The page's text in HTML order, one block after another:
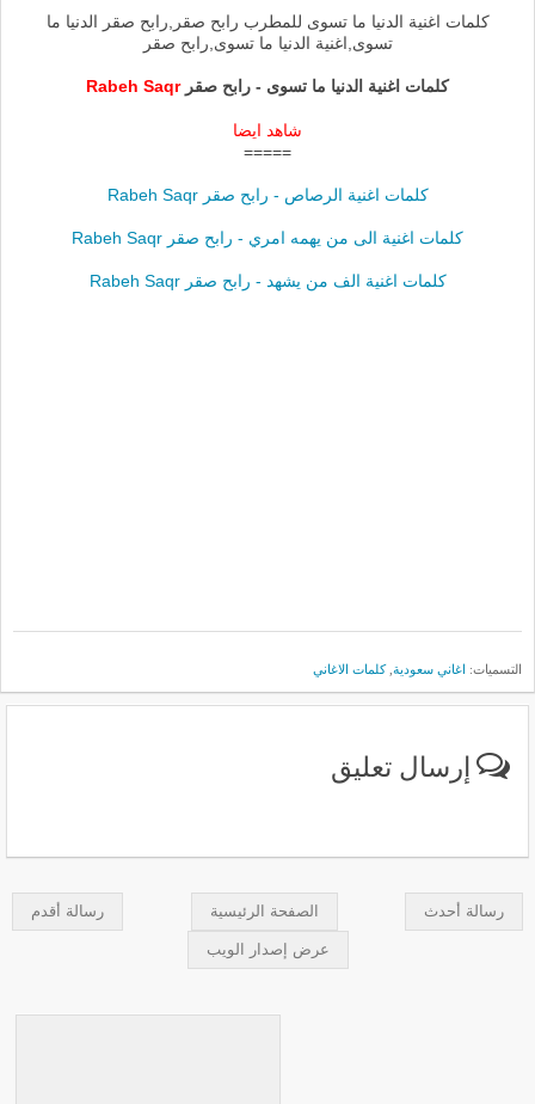
كلمات اغنية الدنيا ما تسوى للمطرب رابح صقر,رابح صقر الدنيا ما
تسوى,اغنية الدنيا ما تسوى,رابح صقر
كلمات اغنية الدنيا ما تسوى - رابح صقرRabeh Saqr
شاهد ايضا
=====
كلمات اغنية الرصاص - رابح صقر Rabeh Saqr
كلمات اغنية الى من يهمه امري - رابح صقر Rabeh Saqr
كلمات اغنية الف من يشهد - رابح صقر Rabeh Saqr
التسميات: اغاني سعودية ,كلمات الاغاني
إرسال تعليق
رسالة أحدث رسالة أقدم الصفحة الرئيسية
عرض إصدار الويب